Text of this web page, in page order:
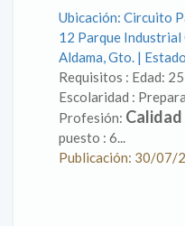
Ubicación: Circuito
12 Parque Industrial
Aldama, Gto. |
Requisitos : Edad:
Escolaridad :
Profesión: Calidad
puesto : 6...
Publicación: 30/07/